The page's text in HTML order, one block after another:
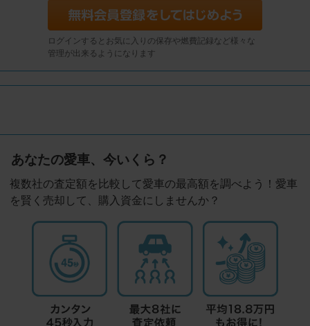
ログインするとお気に入りの保存や燃費記録など様々な
管理が出来るようになります
あなたの愛車、今いくら？
複数社の査定額を比較して愛車の最高額を調べよう！愛車
を賢く売却して、購入資金にしませんか？